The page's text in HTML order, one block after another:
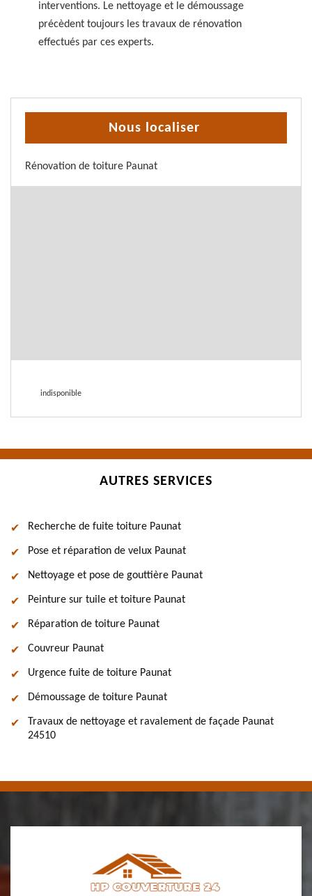
interventions. Le nettoyage et le démoussage
précèdent toujours les travaux de rénovation
effectués par ces experts.
Nous localiser
Rénovation de toiture Paunat
indisponible
AUTRES SERVICES
Recherche de fuite toiture Paunat
Pose et réparation de velux Paunat
Nettoyage et pose de gouttière Paunat
Peinture sur tuile et toiture Paunat
Réparation de toiture Paunat
Couvreur Paunat
Urgence fuite de toiture Paunat
Démoussage de toiture Paunat
Travaux de nettoyage et ravalement de façade Paunat
24510